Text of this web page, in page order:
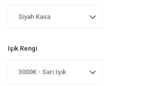
Işık Rengi